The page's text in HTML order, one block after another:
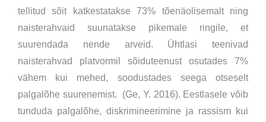
tellitud sõit katkestatakse 73% tõenäolisemalt ning
naisterahvaid suunatakse pikemale ringile, et
suurendada nende arveid. Ühtlasi teenivad
naisterahvad platvormil sõiduteenust osutades 7%
vähem kui mehed, soodustades seega otseselt
palgalõhe suurenemist. (Ge, Y. 2016). Eestlasele võib
tunduda palgalõhe, diskrimineerimine ja rassism kui